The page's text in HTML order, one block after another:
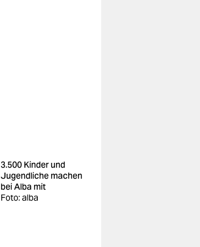
3.500 Kinder und
Jugendliche machen
bei Alba mit
Foto: alba